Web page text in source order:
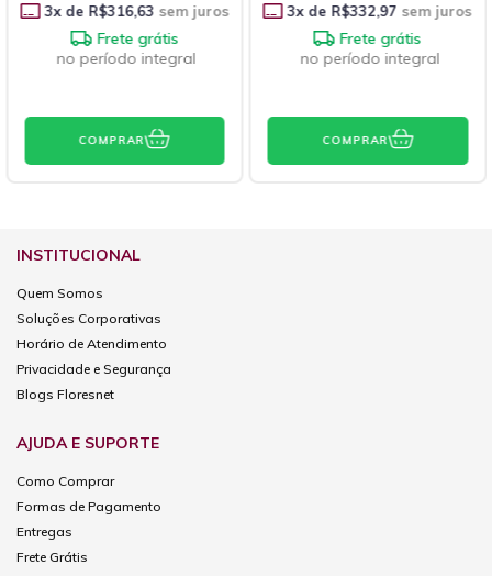
3x de R$316,63 sem juros
Frete grátis
no período integral
COMPRAR
3x de R$332,97 sem juros
Frete grátis
no período integral
COMPRAR
INSTITUCIONAL
Quem Somos
Soluções Corporativas
Horário de Atendimento
Privacidade e Segurança
Blogs Floresnet
AJUDA E SUPORTE
Como Comprar
Formas de Pagamento
Entregas
Frete Grátis